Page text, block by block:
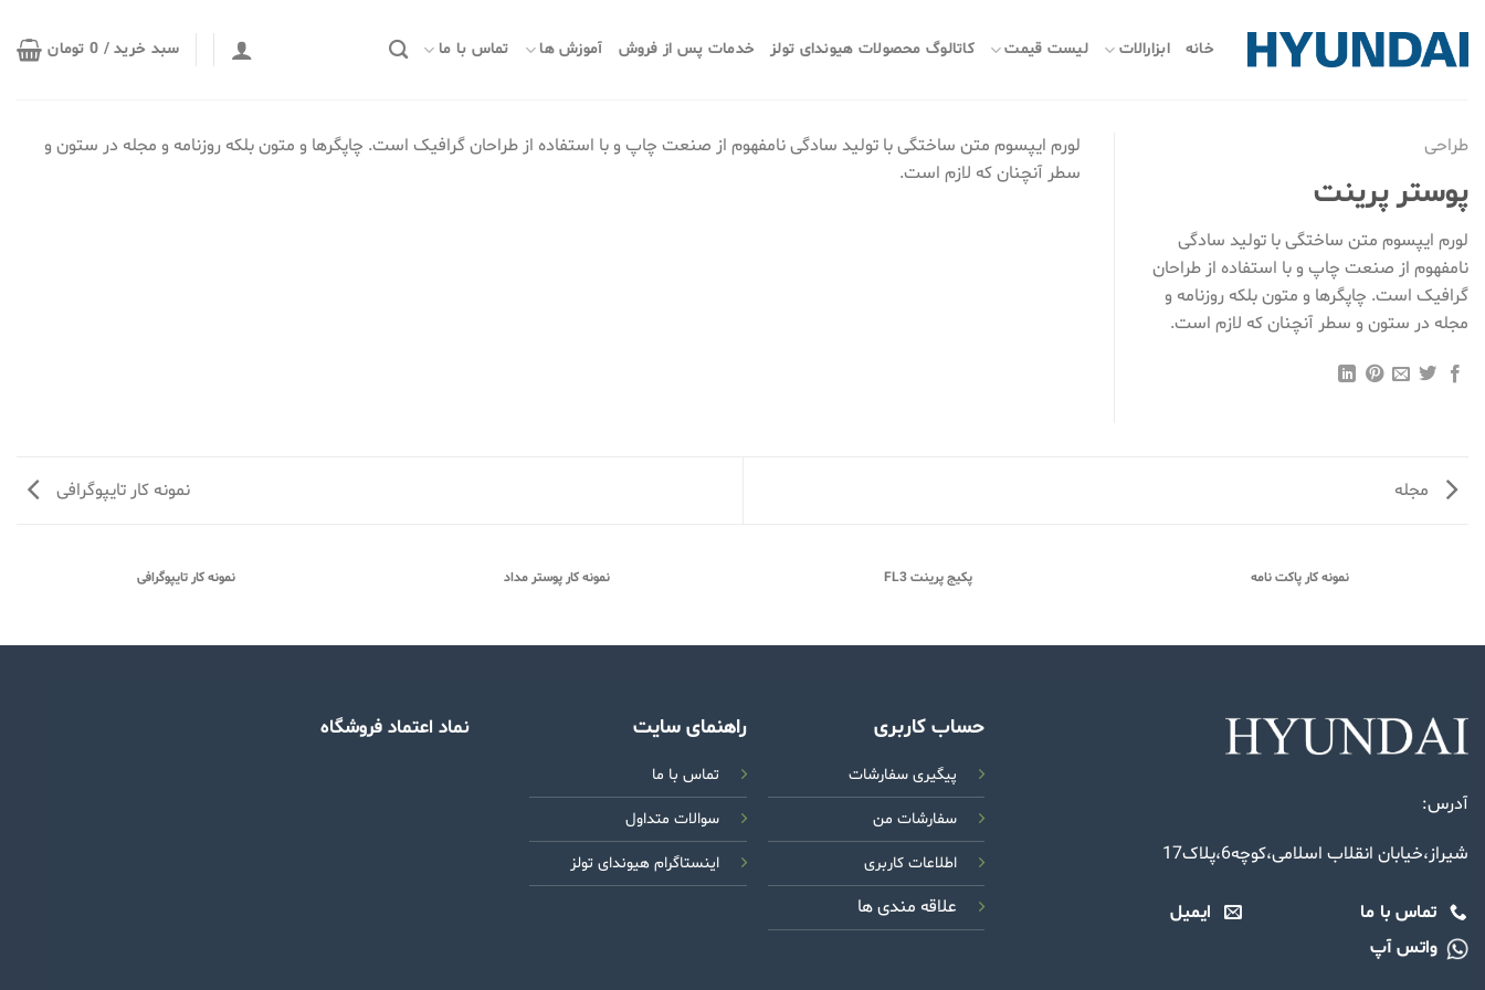
محتوا
بروید
خانه ابزارالات لیست قیمت کاتالوگ محصولات هیوندای تولز خدمات پس از فروش آموزش ها تماس با ما سبد خرید / 0 تومان
طراحی
پوستر پرینت
لورم ایپسوم متن ساختگی با تولید سادگی
نامفهوم از صنعت چاپ و با استفاده از طراحان
گرافیک است. چاپگرها و متون بلکه روزنامه و
مجله در ستون و سطر آنچنان که لازم است.
لورم ایپسوم متن ساختگی با تولید سادگی نامفهوم از صنعت چاپ و با استفاده از طراحان گرافیک است. چاپگرها و متون بلکه روزنامه و مجله در ستون و
سطر آنچنان که لازم است.
مجله نمونه کار تایپوگرافی
نمونه کار پاکت نامه پکیج پرینت FL3 نمونه کار پوستر مداد نمونه کار تایپوگرافی
آدرس:
شیراز،خیابان انقلاب اسلامی،کوچه6،پلاک17
تماس با ما ایمیل
واتس آپ
حساب کاربری
پیگیری سفارشات
سفارشات من
اطلاعات کاربری
علاقه مندی ها
راهنمای سایت
تماس با ما
سوالات متداول
اینستاگرام هیوندای تولز
نماد اعتماد فروشگاه